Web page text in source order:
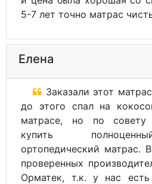
5-7 лет точно матрас
Елена
Заказали этот
до этого спал на
матрасе, но по совету
купить
ортопедический матрас.
проверенных
Орматек, т.к. у нас